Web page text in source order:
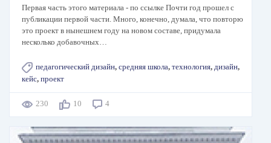
Первая часть этого материала - по ссылке Почти год прошел с
публикации первой части. Много, конечно, думала, что повторю
это проект в нынешнем году на новом составе, придумала
несколько добавочных…
педагогический дизайн, средняя школа, технология, дизайн,
кейс, проект
230 10 4